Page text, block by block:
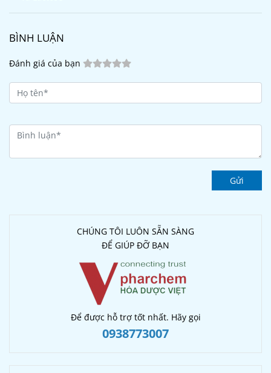
BÌNH LUẬN
Đánh giá của bạn
Gửi
CHÚNG TÔI LUÔN SẴN SÀNG
ĐỂ GIÚP ĐỠ BẠN
Để được hỗ trợ tốt nhất. Hãy gọi
0938773007